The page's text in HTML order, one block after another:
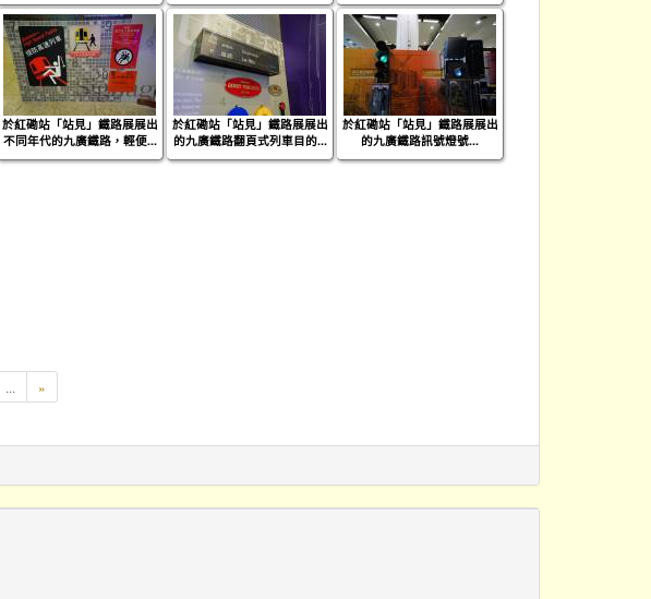
於紅磡站「站見」鐵路展展出
不同年代的九廣鐵路，輕便...
於紅磡站「站見」鐵路展展出
的九廣鐵路翻頁式列車目的...
於紅磡站「站見」鐵路展展出
的九廣鐵路訊號燈號...
... »